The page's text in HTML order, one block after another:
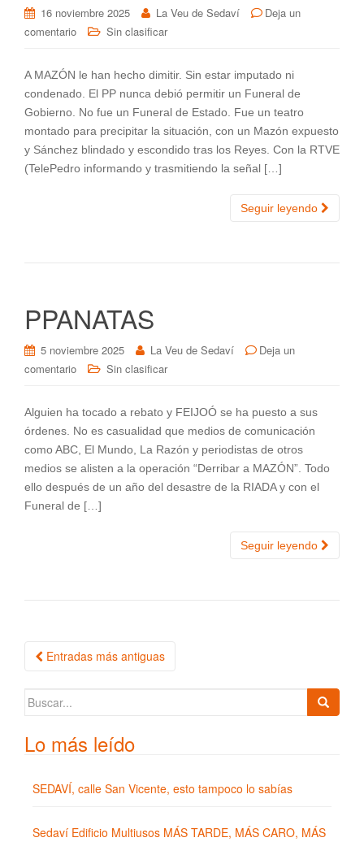
16 noviembre 2025 La Veu de Sedaví
Deja un
comentario
Sin clasificar
A MAZÓN le han hecho dimitir. Sin estar imputado ni
condenado. El PP nunca debió permitir un Funeral de
Gobierno. No fue un Funeral de Estado. Fue un teatro
montado para precipitar la situación, con un Mazón expuesto
y Sánchez blindado y escondido tras los Reyes. Con la RTVE
(TelePedro informando y trasmitiendo la señal […]
Seguir leyendo
PPANATAS
5 noviembre 2025 La Veu de Sedaví
Deja un
comentario
Sin clasificar
Alguien ha tocado a rebato y FEIJOÓ se ha puesto a sus
órdenes. No es casualidad que medios de comunicación
como ABC, El Mundo, La Razón y periodistas de otros
medios se alisten a la operación “Derribar a MAZÓN”. Todo
ello después de un año del desastre de la RIADA y con el
Funeral de […]
Seguir leyendo
Navegación de entradas
Entradas más antiguas
Buscar:
Lo más leído
SEDAVÍ, calle San Vicente, esto tampoco lo sabías
Sedaví Edificio Multiusos MÁS TARDE, MÁS CARO, MÁS